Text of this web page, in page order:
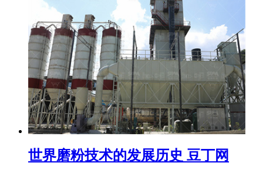
世界磨粉技术的发展历史 豆丁网